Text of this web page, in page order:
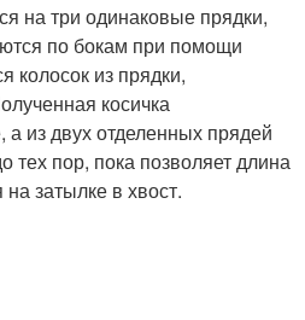
на три одинаковые прядки,
по бокам при помощи
колосок из прядки,
косичка
а из двух отделенных прядей
тех пор, пока позволяет длина
затылке в хвост.